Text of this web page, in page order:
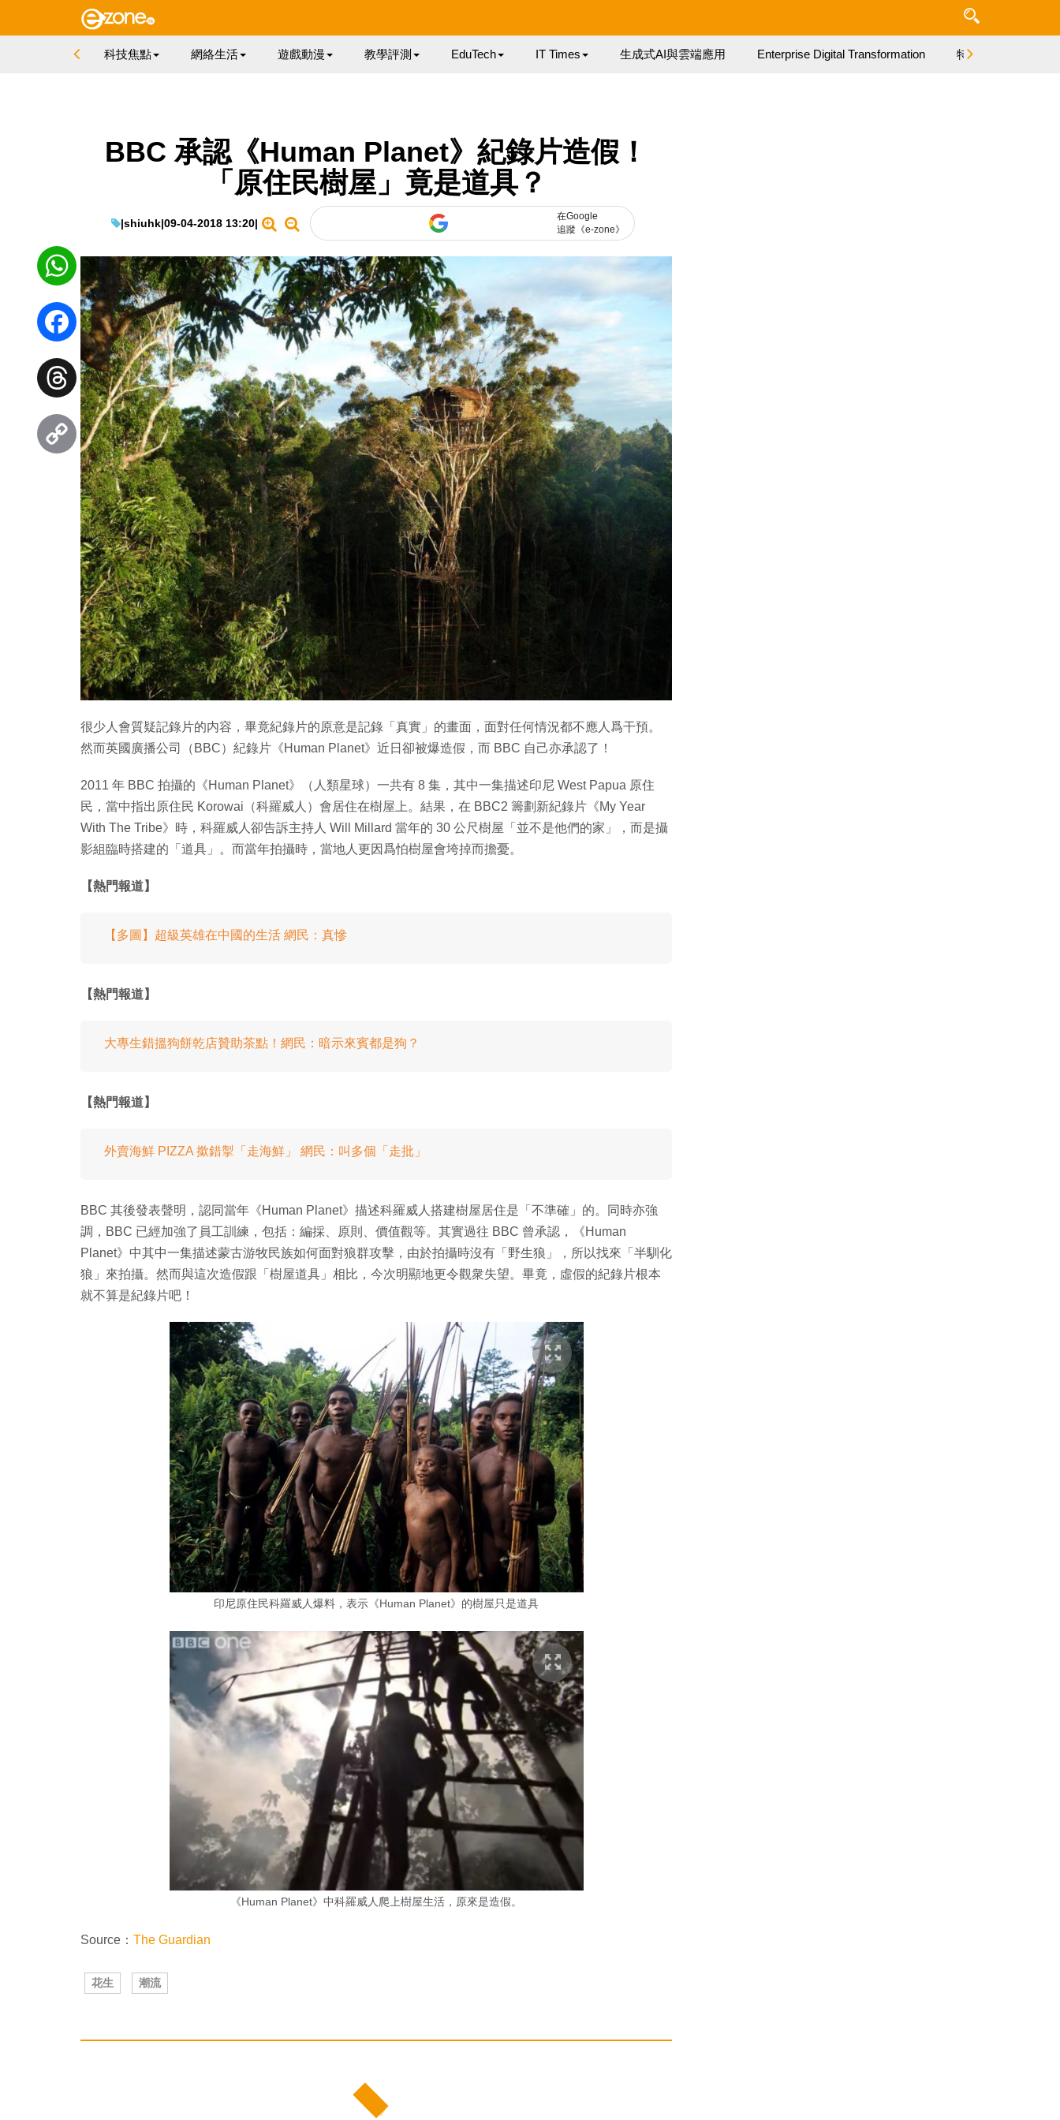
科技焦點 網絡生活 遊戲動漫 教學評測 EduTech IT Times 生成式AI與雲端應用 Enterprise Digital Transformation 特集
BBC 承認《Human Planet》紀錄片造假！
「原住民樹屋」竟是道具？
|shiuhk|09-04-2018 13:20|
在Google
追蹤《e-zone》
很少人會質疑記錄片的内容，畢竟紀錄片的原意是記錄「真實」的畫面，面對任何情況都不應人爲干預。
然而英國廣播公司（BBC）紀錄片《Human Planet》近日卻被爆造假，而 BBC 自己亦承認了！
2011 年 BBC 拍攝的《Human Planet》（人類星球）一共有 8 集，其中一集描述印尼 West Papua 原住
民，當中指出原住民 Korowai（科羅威人）會居住在樹屋上。結果，在 BBC2 籌劃新紀錄片《My Year
With The Tribe》時，科羅威人卻告訴主持人 Will Millard 當年的 30 公尺樹屋「並不是他們的家」，而是攝
影組臨時搭建的「道具」。而當年拍攝時，當地人更因爲怕樹屋會垮掉而擔憂。
【熱門報道】
【多圖】超級英雄在中國的生活 網民：真慘
【熱門報道】
大專生錯搵狗餅乾店贊助茶點！網民：暗示來賓都是狗？
【熱門報道】
外賣海鮮 PIZZA 撳錯掣「走海鮮」 網民：叫多個「走批」
BBC 其後發表聲明，認同當年《Human Planet》描述科羅威人搭建樹屋居住是「不準確」的。同時亦強
調，BBC 已經加強了員工訓練，包括：編採、原則、價值觀等。其實過往 BBC 曾承認，《Human
Planet》中其中一集描述蒙古游牧民族如何面對狼群攻擊，由於拍攝時沒有「野生狼」，所以找來「半馴化
狼」來拍攝。然而與這次造假跟「樹屋道具」相比，今次明顯地更令觀衆失望。畢竟，虛假的紀錄片根本
就不算是紀錄片吧！
印尼原住民科羅威人爆料，表示《Human Planet》的樹屋只是道具
《Human Planet》中科羅威人爬上樹屋生活，原來是造假。
Source： The Guardian
花生 潮流
WhatsApp
Facebook
Threads
Copy
Link